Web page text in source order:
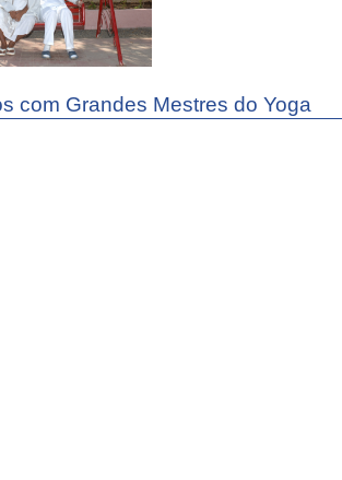
com Grandes Mestres do Yoga